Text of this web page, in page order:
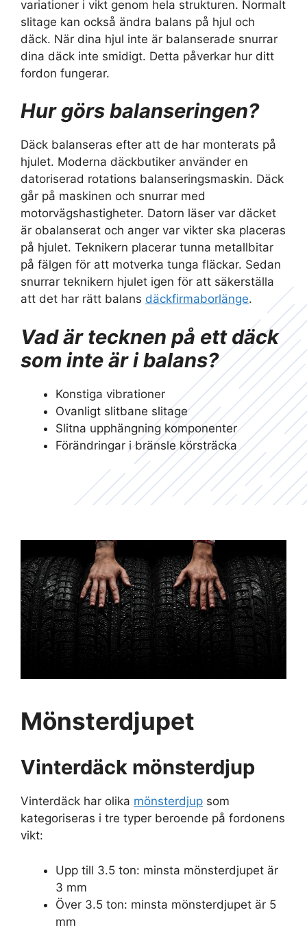
variationer i vikt genom hela strukturen. Normalt
slitage kan också ändra balans på hjul och
däck. När dina hjul inte är balanserade snurrar
dina däck inte smidigt. Detta påverkar hur ditt
fordon fungerar.
Hur görs balanseringen?
Däck balanseras efter att de har monterats på
hjulet. Moderna däckbutiker använder en
datoriserad rotations balanseringsmaskin. Däck
går på maskinen och snurrar med
motorvägshastigheter. Datorn läser var däcket
är obalanserat och anger var vikter ska placeras
på hjulet. Teknikern placerar tunna metallbitar
på fälgen för att motverka tunga fläckar. Sedan
snurrar teknikern hjulet igen för att säkerställa
att det har rätt balans däckfirmaborlänge.
Vad är tecknen på ett däck
som inte är i balans?
Konstiga vibrationer
Ovanligt slitbane slitage
Slitna upphängning komponenter
Förändringar i bränsle körsträcka
Mönsterdjupet
Vinterdäck mönsterdjup
Vinterdäck har olika mönsterdjup som
kategoriseras i tre typer beroende på fordonens
vikt:
Upp till 3.5 ton: minsta mönsterdjupet är
3 mm
Över 3.5 ton: minsta mönsterdjupet är 5
mm